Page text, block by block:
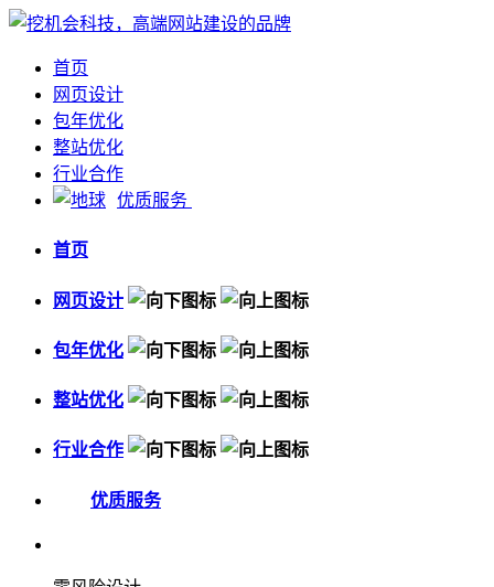
首页
网页设计
包年优化
整站优化
行业合作
优质服务
首页
网页设计
包年优化
整站优化
行业合作
优质服务